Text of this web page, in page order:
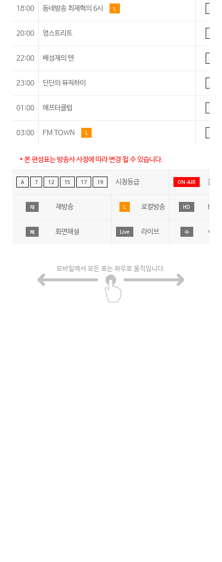
18:00 동네방송 최재혁의 6시 L
20:00 영스트리트
22:00 배성재의 텐
23:00 딘딘의 뮤직하이
01:00 애프터클럽
03:00 FM TOWN L
* 본 편성표는 방송사 사정에 따라 변경 될 수 있습니다.
A 7 12 15 17 19 시청등급 ON-AIR 온에
재 재방송 L 로컬방송 HD HD
해 화면해설 Live 라이브 수 수어
모바일에서 모든 표는 좌우로 움직입니다.